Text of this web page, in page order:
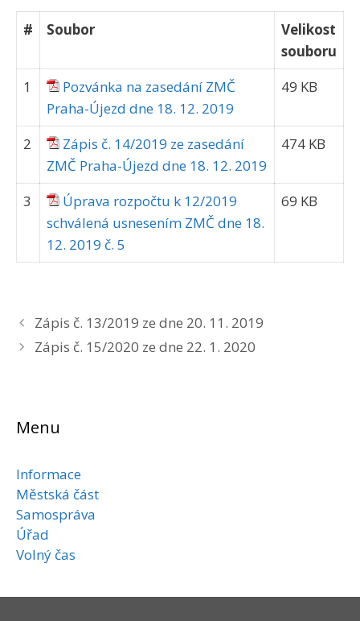
# Soubor
Velikost
souboru
1
Pozvánka na zasedání ZMČ
Praha-Újezd dne 18. 12. 2019
49 KB
2
Zápis č. 14/2019 ze zasedání
ZMČ Praha-Újezd dne 18. 12. 2019
474 KB
3
Úprava rozpočtu k 12/2019
schválená usnesením ZMČ dne 18.
12. 2019 č. 5
69 KB
Zápis č. 13/2019 ze dne 20. 11. 2019
Zápis č. 15/2020 ze dne 22. 1. 2020
Menu
Informace
Městská část
Samospráva
Úřad
Volný čas